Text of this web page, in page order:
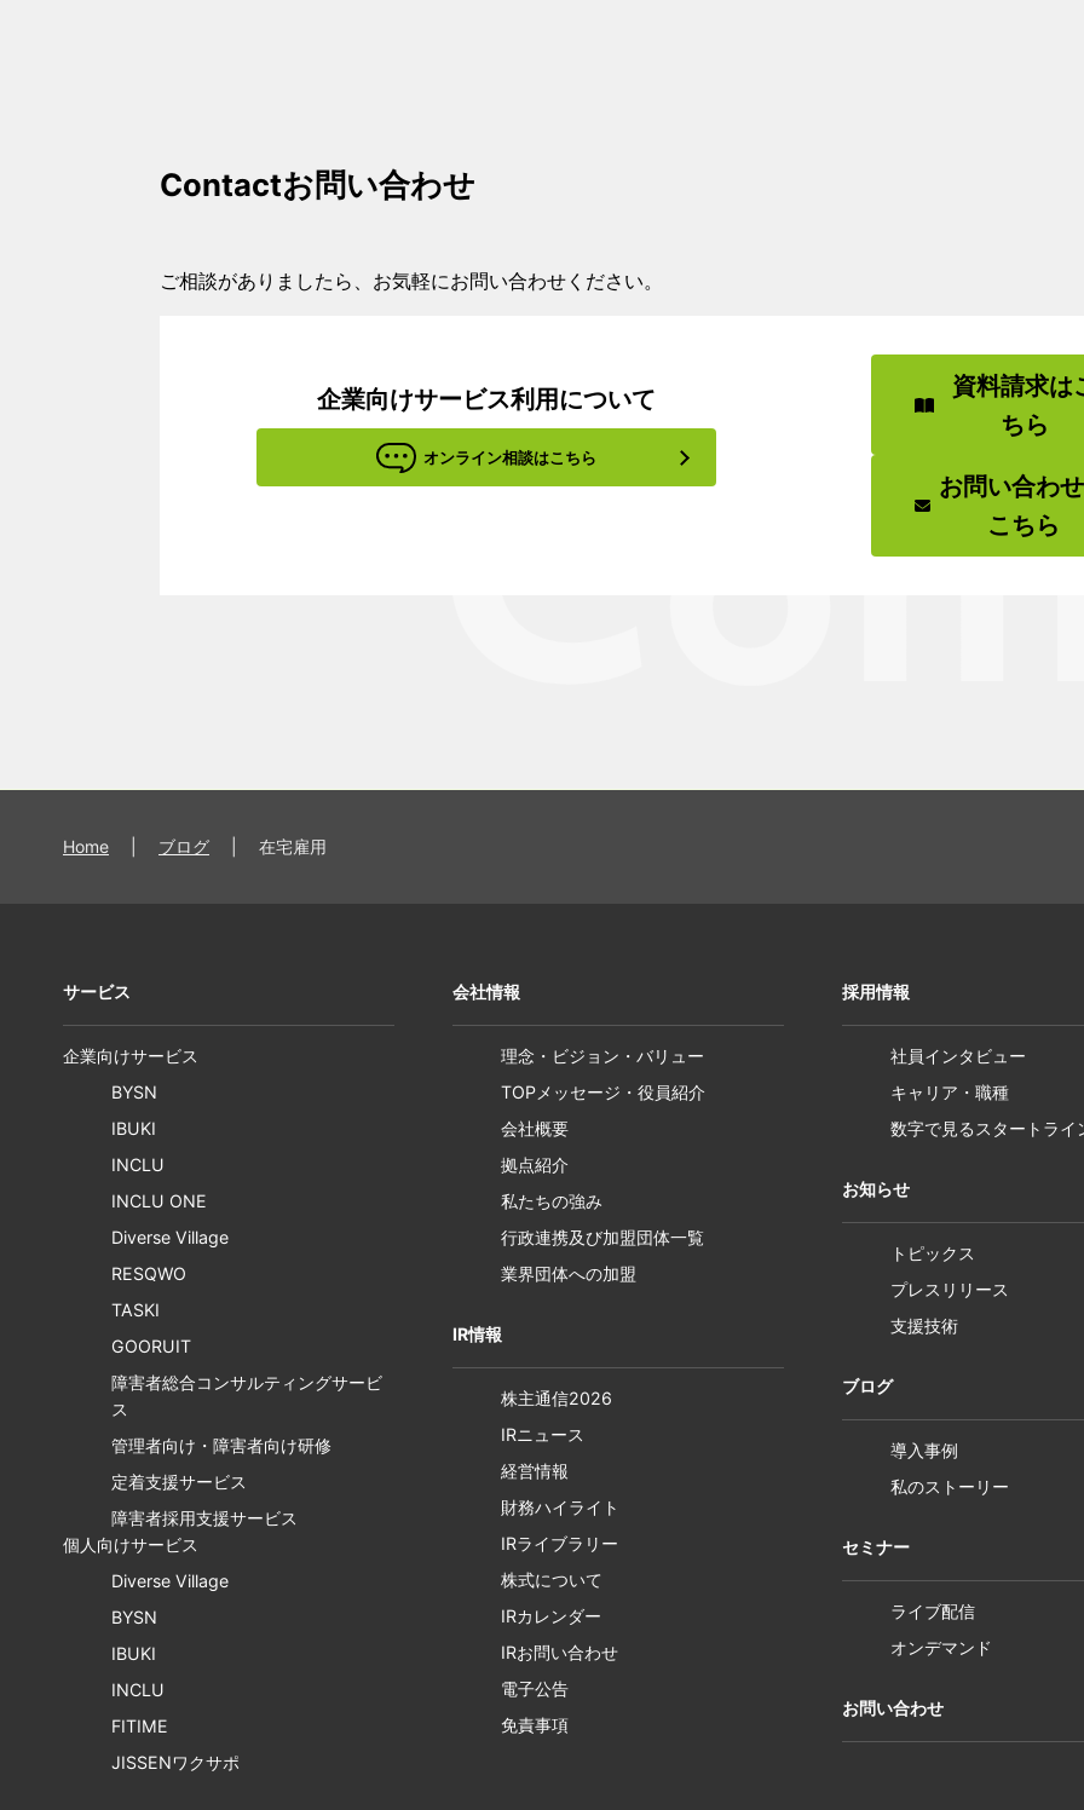
Contactお問い合わせ
ご相談がありましたら、お気軽にお問い合わせください。
企業向けサービス利用について
オンライン相談はこちら
資料請求は
ちら
お問い合わ
こちら
Home ブログ 在宅雇用
サービス
企業向けサービス
BYSN
IBUKI
INCLU
INCLU ONE
Diverse Village
RESQWO
TASKI
GOORUIT
障害者総合コンサルティングサービ
ス
管理者向け・障害者向け研修
定着支援サービス
障害者採用支援サービス
個人向けサービス
Diverse Village
BYSN
IBUKI
INCLU
FITIME
JISSENワクサポ
会社情報
理念・ビジョン・バリュー
TOPメッセージ・役員紹介
会社概要
拠点紹介
私たちの強み
行政連携及び加盟団体一覧
業界団体への加盟
IR情報
株主通信2026
IRニュース
経営情報
財務ハイライト
IRライブラリー
株式について
IRカレンダー
IRお問い合わせ
電子公告
免責事項
採用情報
社員インタビュー
キャリア・職種
数字で見るスタートライ
お知らせ
トピックス
プレスリリース
支援技術
ブログ
導入事例
私のストーリー
セミナー
ライブ配信
オンデマンド
お問い合わせ